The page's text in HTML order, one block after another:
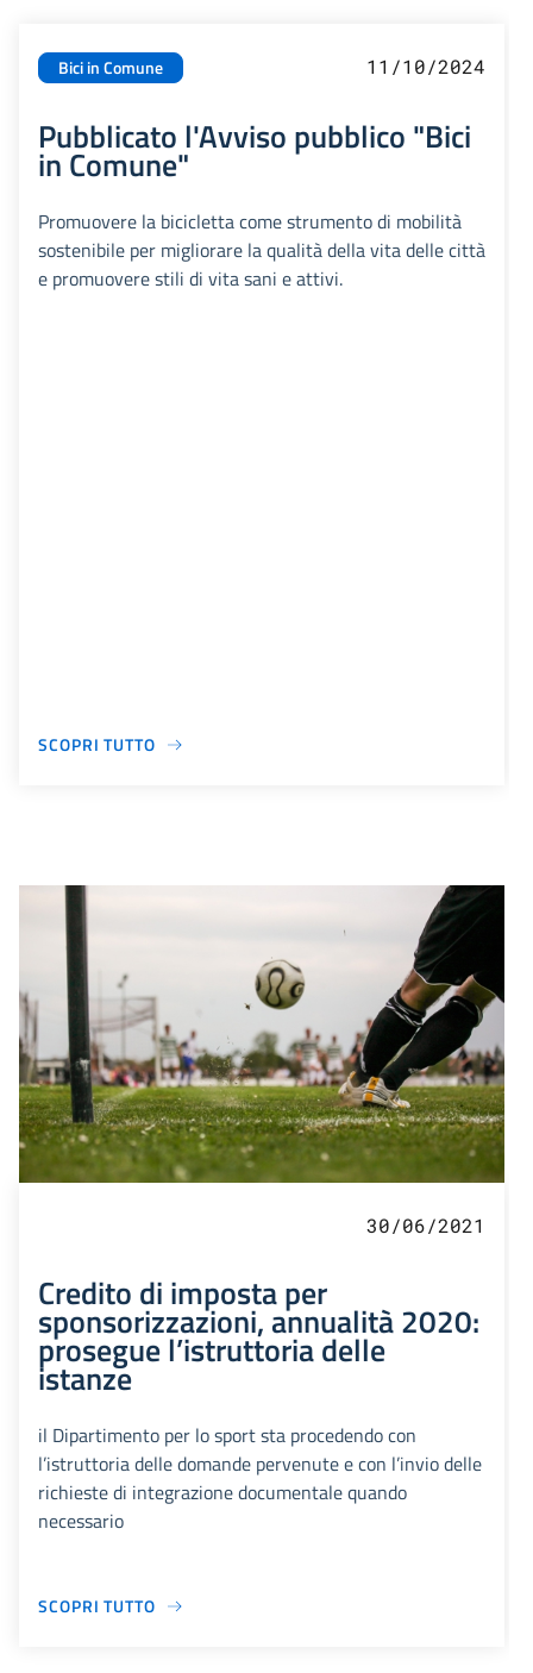
Bici in Comune 11/10/2024
Pubblicato l'Avviso pubblico "Bici
in Comune"
Promuovere la bicicletta come strumento di mobilità
sostenibile per migliorare la qualità della vita delle città
e promuovere stili di vita sani e attivi.
SCOPRI TUTTO
30/06/2021
Credito di imposta per
sponsorizzazioni, annualità 2020:
prosegue l’istruttoria delle
istanze
il Dipartimento per lo sport sta procedendo con
l’istruttoria delle domande pervenute e con l’invio delle
richieste di integrazione documentale quando
necessario
SCOPRI TUTTO